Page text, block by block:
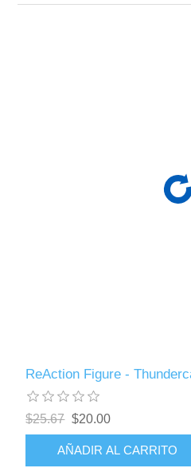
ReAction Figure -
$25.67 $20.00
AÑADIR AL CARRITO